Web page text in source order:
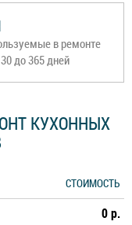
в ремонте
до 365 дней
КУХОННЫХ
СТОИМОСТЬ
0 р.